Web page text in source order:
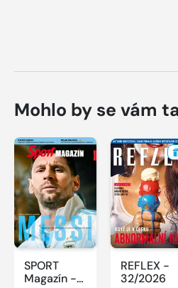
Mohlo by se vám
SPORT
Magazín -
REFLEX -
32/2026